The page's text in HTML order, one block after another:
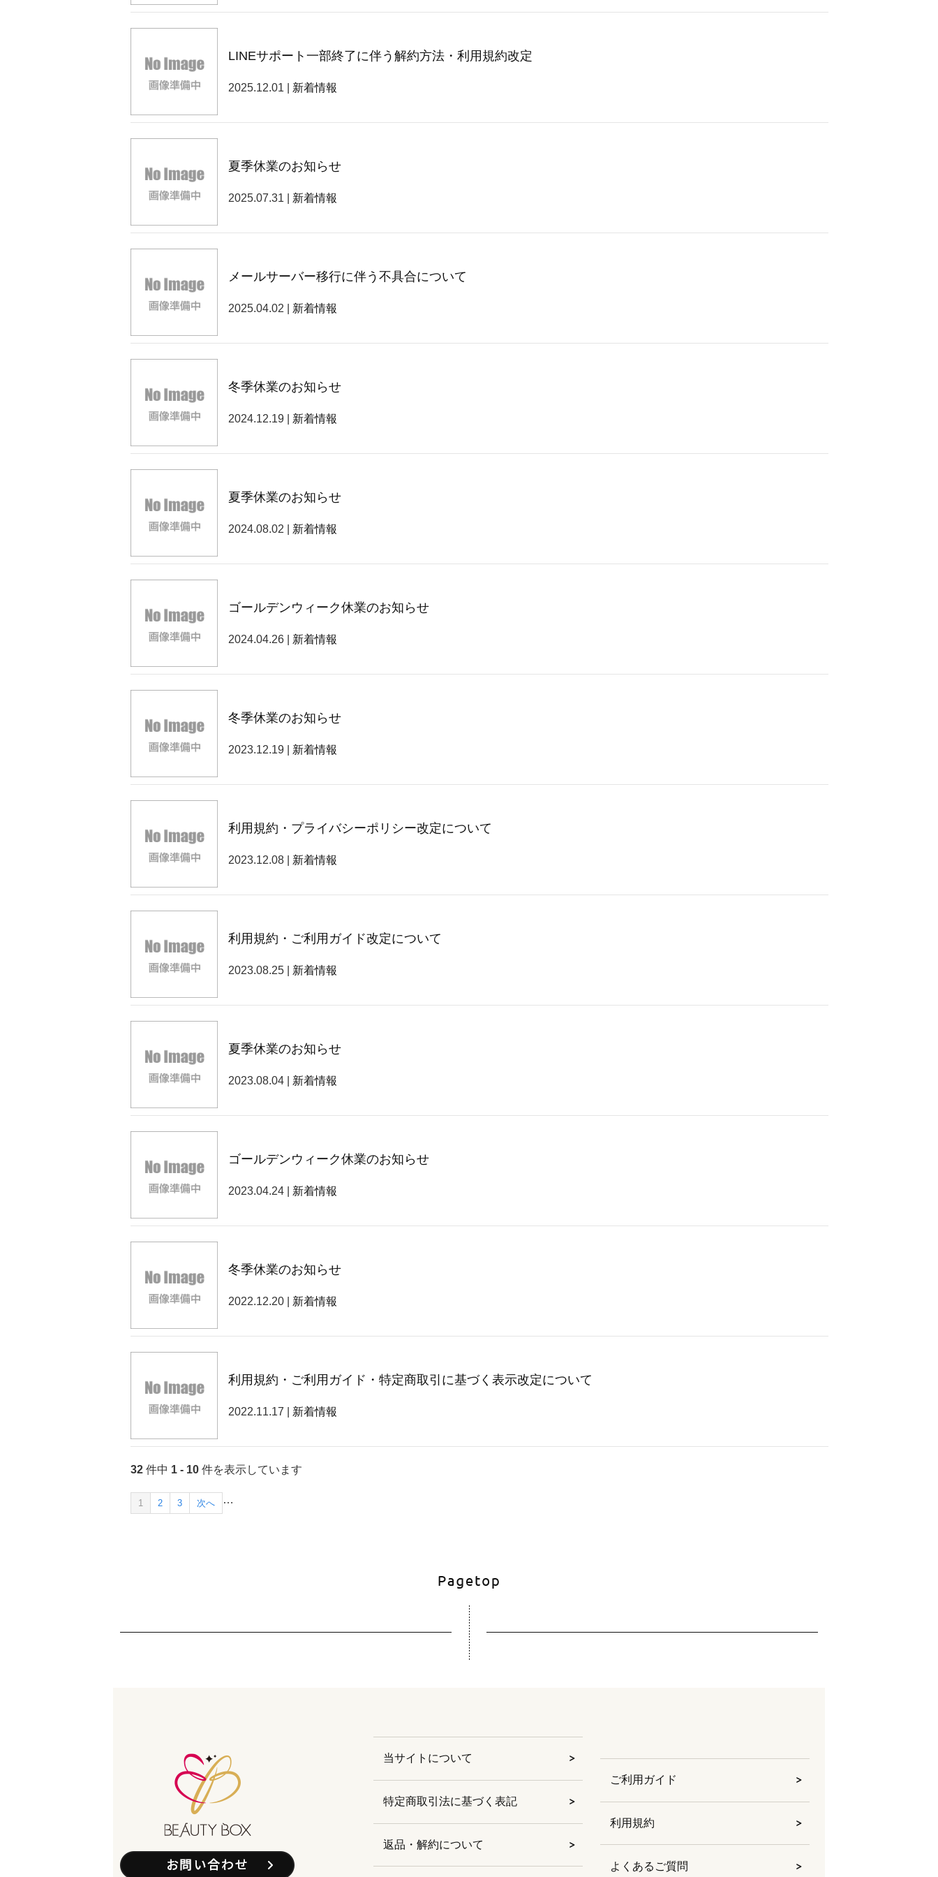
LINEサポート一部終了に伴う解約方法・利用規約改定
2025.12.01 | 新着情報
夏季休業のお知らせ
2025.07.31 | 新着情報
メールサーバー移行に伴う不具合について
2025.04.02 | 新着情報
冬季休業のお知らせ
2024.12.19 | 新着情報
夏季休業のお知らせ
2024.08.02 | 新着情報
ゴールデンウィーク休業のお知らせ
2024.04.26 | 新着情報
冬季休業のお知らせ
2023.12.19 | 新着情報
利用規約・プライバシーポリシー改定について
2023.12.08 | 新着情報
利用規約・ご利用ガイド改定について
2023.08.25 | 新着情報
夏季休業のお知らせ
2023.08.04 | 新着情報
ゴールデンウィーク休業のお知らせ
2023.04.24 | 新着情報
冬季休業のお知らせ
2022.12.20 | 新着情報
利用規約・ご利用ガイド・特定商取引に基づく表示改定について
2022.11.17 | 新着情報
32 件中 1 - 10 件を表示しています
1 2 3 …
次へ
当サイトについて
特定商取引法に基づく表記
返品・解約について
ご利用ガイド
利用規約
よくあるご質問